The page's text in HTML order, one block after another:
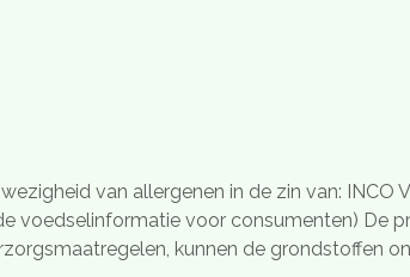
van allergenen in de zin van: INCO
voedselinformatie voor consumenten) De
kunnen de grondstoffen